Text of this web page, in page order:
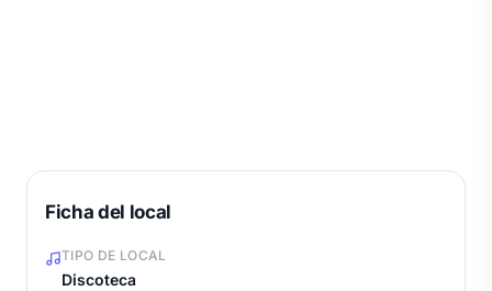
Ficha del local
TIPO DE LOCAL
Discoteca